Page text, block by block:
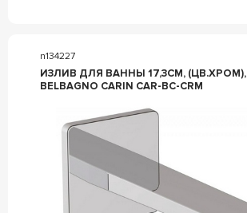
n134227
ИЗЛИВ ДЛЯ ВАННЫ 17,3СМ, (ЦВ.ХРОМ), ZZ
BELBAGNO CARIN CAR-BC-CRM